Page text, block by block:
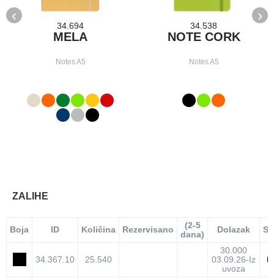
34.694
MELA
Notes A5
34.538
NOTE CORK
Notes A5
‹ ›
ZALIHE
Boja ID Količina Rezervisano
(2-5
dana)
Dolazak
34.367.10 25.540
30.000
03.09.26-Iz
uvoza